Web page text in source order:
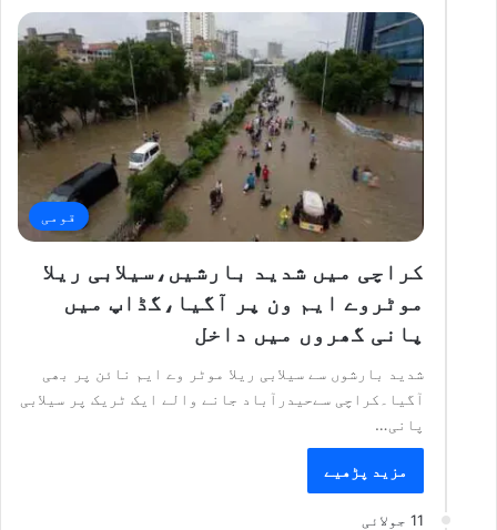
قومی
کراچی میں شدید بارشیں،سیلابی ریلا
موٹروے ایم ون پر آگیا،گڈاپ میں
پانی گھروں میں داخل
شدید بارشوں سے سیلابی ریلا موٹر وے ایم نائن پر بھی
آگیا۔کراچی سےحیدرآباد جانے والے ایک ٹریک پر سیلابی
پانی…
مزید پڑھیے
11 جولائی